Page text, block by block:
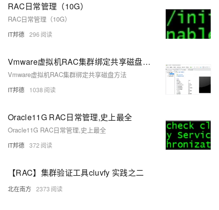
RAC日常管理（10G）
RAC日常管理（10G）
IT邦德 296
Vmware虚拟机RAC集群绑定共享磁盘方法
Vmware虚拟机RAC集群绑定共享磁盘方法
IT邦德 1038
Oracle11G RAC日常管理,史上最全
Oracle11G RAC日常管理,史上最全
IT邦德 372
【RAC】集群验证工具cluvfy 实践之二
北在南方 2373